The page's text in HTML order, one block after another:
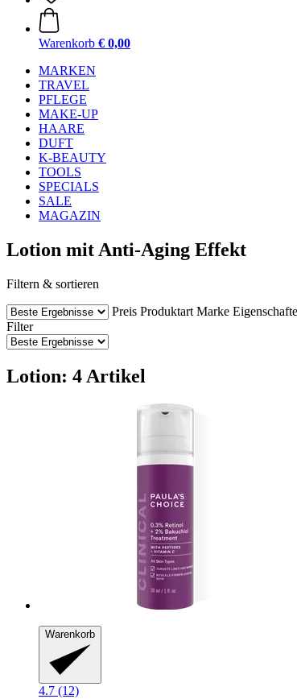
Warenkorb € 0,00
MARKEN
TRAVEL
PFLEGE
MAKE-UP
HAARE
DUFT
K-BEAUTY
TOOLS
SPECIALS
SALE
MAGAZIN
Lotion mit Anti-Aging Effekt
Filtern & sortieren
Preis Produktart Marke
Filter
Lotion: 4 Artikel
Warenkorb
4.7 (12)